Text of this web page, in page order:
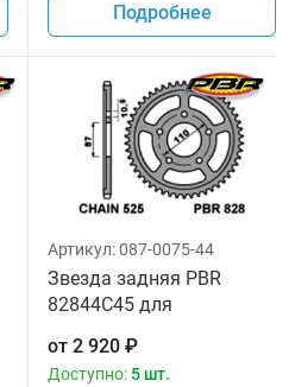
Подробнее
Артикул:087-0075-44
Звезда задняя PBR
82844C45 для
от 2 920 ₽
Доступно: 5 шт.